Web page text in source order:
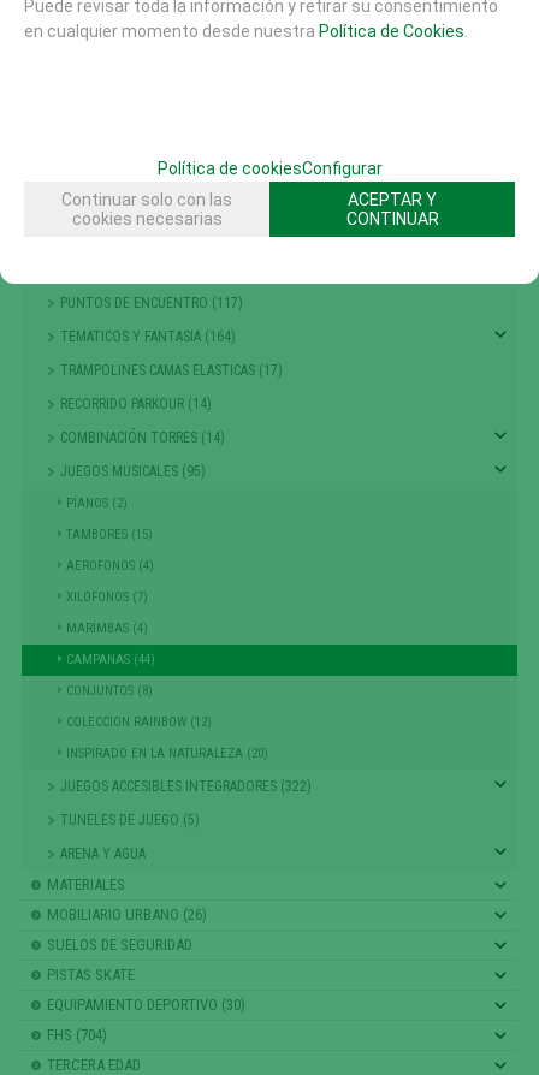
PRIMERA INFANCIA (214)
MUELLES Y BALANCINES (68)
TIOVIVOS , CARRUSELES Y DINAMICOS (25)
PUNTOS DE ENCUENTRO (117)
TEMATICOS Y FANTASIA (164)
TRAMPOLINES CAMAS ELASTICAS (17)
RECORRIDO PARKOUR (14)
COMBINACIÓN TORRES (14)
JUEGOS MUSICALES (95)
PIANOS (2)
TAMBORES (15)
AEROFONOS (4)
XILOFONOS (7)
MARIMBAS (4)
CAMPANAS (44)
CONJUNTOS (8)
COLECCION RAINBOW (12)
INSPIRADO EN LA NATURALEZA (20)
JUEGOS ACCESIBLES INTEGRADORES (322)
TUNELES DE JUEGO (5)
ARENA Y AGUA
MATERIALES
MOBILIARIO URBANO (26)
SUELOS DE SEGURIDAD
PISTAS SKATE
EQUIPAMIENTO DEPORTIVO (30)
FHS (704)
TERCERA EDAD
Puede revisar toda la información y retirar su consentimiento
en cualquier momento desde nuestra Política de Cookies
Política de cookiesConfigurar
Continuar solo con las
cookies necesarias
ACEPTAR Y
CONTINUAR